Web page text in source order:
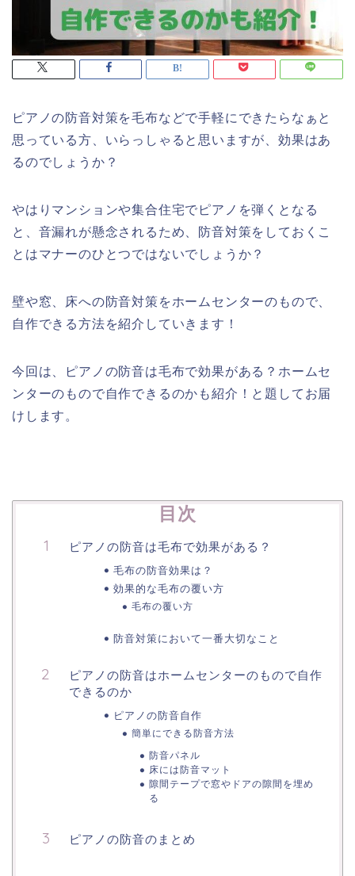
ピアノの防音対策を毛布などで手軽にできたらなぁと
思っている方、いらっしゃると思いますが、効果はあ
るのでしょうか？
やはりマンションや集合住宅でピアノを弾くとなる
と、音漏れが懸念されるため、防音対策をしておくこ
とはマナーのひとつではないでしょうか？
壁や窓、床への防音対策をホームセンターのもので、
自作できる方法を紹介していきます！
今回は、ピアノの防音は毛布で効果がある？ホームセ
ンターのもので自作できるのかも紹介！と題してお届
けします。
目次
ピアノの防音は毛布で効果がある？
毛布の防音効果は？
効果的な毛布の覆い方
毛布の覆い方
防音対策において一番大切なこと
ピアノの防音はホームセンターのもので自作
できるのか
ピアノの防音自作
簡単にできる防音方法
防音パネル
床には防音マット
隙間テープで窓やドアの隙間を埋め
る
ピアノの防音のまとめ